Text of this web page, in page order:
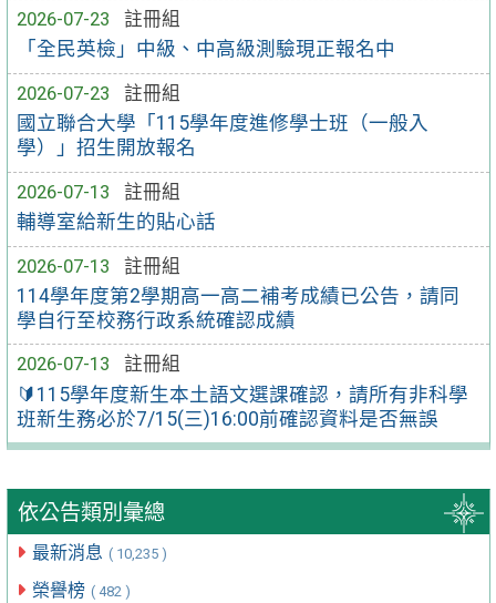
2026-07-23
註冊組
「全民英檢」中級、中高級測驗現正報名中
2026-07-23
註冊組
國立聯合大學「115學年度進修學士班（一般入
學）」招生開放報名
2026-07-13
註冊組
輔導室給新生的貼心話
2026-07-13
註冊組
114學年度第2學期高一高二補考成績已公告，請同
學自行至校務行政系統確認成績
2026-07-13
註冊組
🔰115學年度新生本土語文選課確認，請所有非科學
班新生務必於7/15(三)16:00前確認資料是否無誤
依公告類別彙總
最新消息 ( 10,235 )
榮譽榜 ( 482 )